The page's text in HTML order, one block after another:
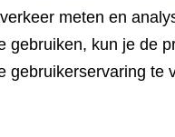
meten en
gebruiken, kun je de
te